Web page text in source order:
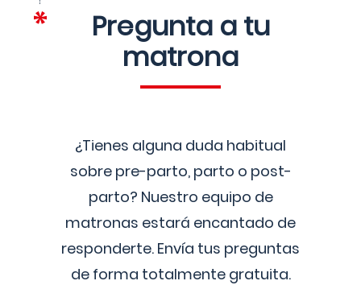
Pregunta a tu
matrona
¿Tienes alguna duda habitual
sobre pre-parto, parto o post-
parto? Nuestro equipo de
matronas estará encantado de
responderte. Envía tus preguntas
de forma totalmente gratuita.